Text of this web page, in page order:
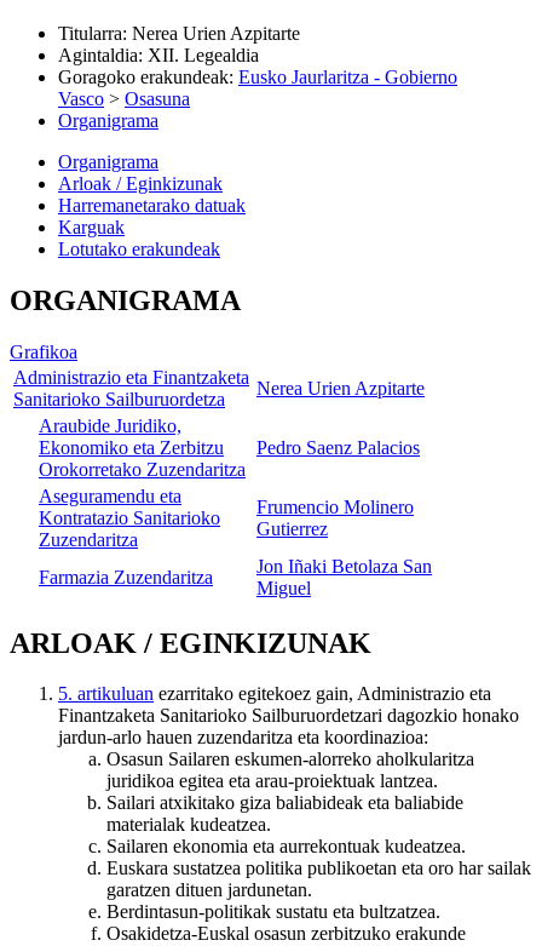
Titularra: Nerea Urien Azpitarte
Agintaldia: XII. Legealdia
Goragoko erakundeak: Eusko Jaurlaritza - Gobierno
Vasco > Osasuna
Organigrama
Organigrama
Arloak / Eginkizunak
Harremanetarako datuak
Karguak
Lotutako erakundeak
ORGANIGRAMA
Grafikoa
Administrazio eta Finantzaketa
Sanitarioko Sailburuordetza
Nerea Urien Azpitarte
Araubide Juridiko,
Ekonomiko eta Zerbitzu
Orokorretako Zuzendaritza
Pedro Saenz Palacios
Aseguramendu eta
Kontratazio Sanitarioko
Zuzendaritza
Frumencio Molinero
Gutierrez
Farmazia Zuzendaritza
Jon Iñaki Betolaza San
Miguel
ARLOAK / EGINKIZUNAK
5. artikuluan ezarritako egitekoez gain, Administrazio eta
Finantzaketa Sanitarioko Sailburuordetzari dagozkio honako
jardun-arlo hauen zuzendaritza eta koordinazioa:
Osasun Sailaren eskumen-alorreko aholkularitza
juridikoa egitea eta arau-proiektuak lantzea.
Sailari atxikitako giza baliabideak eta baliabide
materialak kudeatzea.
Sailaren ekonomia eta aurrekontuak kudeatzea.
Euskara sustatzea politika publikoetan eta oro har sailak
garatzen dituen jardunetan.
Berdintasun-politikak sustatu eta bultzatzea.
Osakidetza-Euskal osasun zerbitzuko erakunde